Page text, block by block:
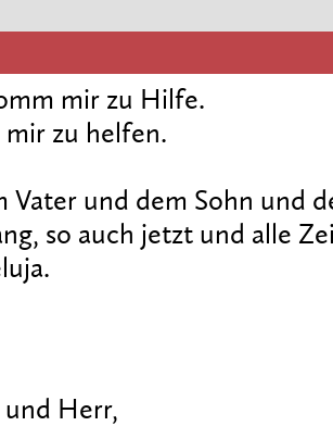
mir zu Hilfe.
mir zu helfen.
Vater und dem Sohn und
so auch jetzt und alle
Herr,